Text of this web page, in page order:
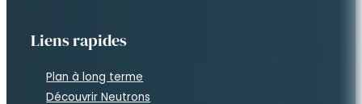
Liens rapides
Plan à long terme
Découvrir Neutrons